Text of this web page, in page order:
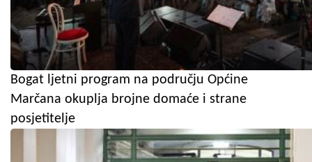
Bogat ljetni program na području Općine
Marčana okuplja brojne domaće i strane
posjetitelje